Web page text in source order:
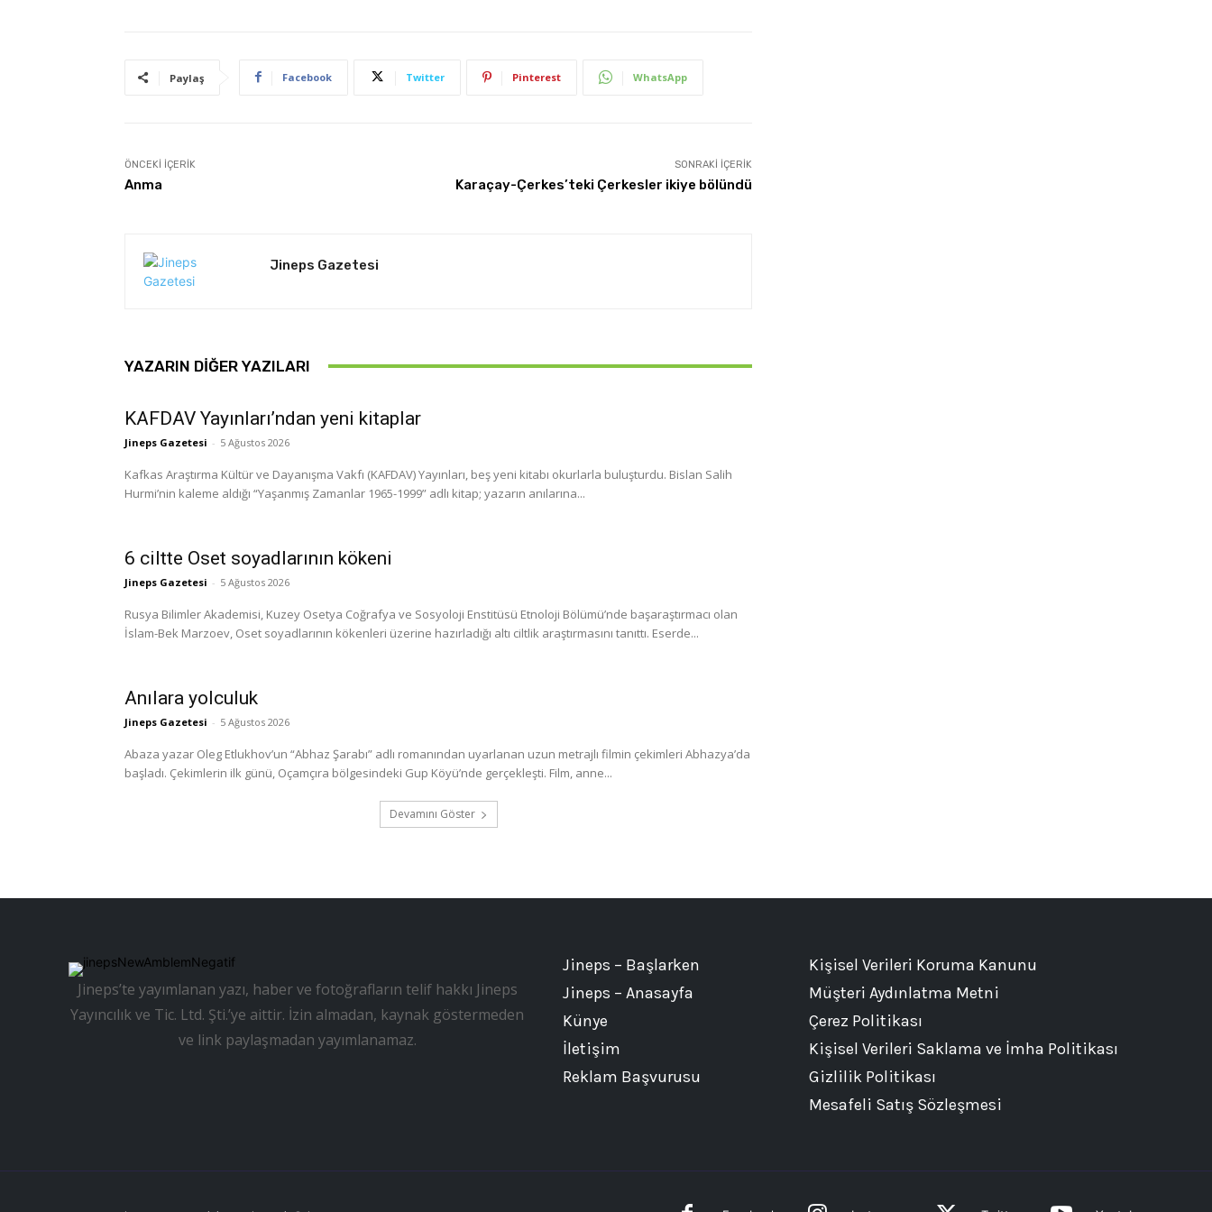
Paylaş Facebook Twitter Pinterest WhatsApp
ÖNCEKI İÇERIK
Anma
SONRAKI İÇERIK
Karaçay-Çerkes’teki Çerkesler ikiye bölündü
Jineps Gazetesi
YAZARIN DIĞER YAZILARI
KAFDAV Yayınları’ndan yeni kitaplar
Jineps Gazetesi - 5 Ağustos 2026
Kafkas Araştırma Kültür ve Dayanışma Vakfı (KAFDAV) Yayınları, beş yeni kitabı okurlarla buluşturdu. Bislan Salih
Hurmi’nin kaleme aldığı “Yaşanmış Zamanlar 1965-1999” adlı kitap; yazarın anılarına...
6 ciltte Oset soyadlarının kökeni
Jineps Gazetesi - 5 Ağustos 2026
Rusya Bilimler Akademisi, Kuzey Osetya Coğrafya ve Sosyoloji Enstitüsü Etnoloji Bölümü’nde başaraştırmacı olan
İslam-Bek Marzoev, Oset soyadlarının kökenleri üzerine hazırladığı altı ciltlik araştırmasını tanıttı. Eserde...
Anılara yolculuk
Jineps Gazetesi - 5 Ağustos 2026
Abaza yazar Oleg Etlukhov’un “Abhaz Şarabı” adlı romanından uyarlanan uzun metrajlı filmin çekimleri Abhazya’da
başladı. Çekimlerin ilk günü, Oçamçıra bölgesindeki Gup Köyü’nde gerçekleşti. Film, anne...
Devamını Göster
Jineps’te yayımlanan yazı, haber ve fotoğrafların telif hakkı Jineps
Yayıncılık ve Tic. Ltd. Şti.’ye aittir. İzin almadan, kaynak göstermeden
ve link paylaşmadan yayımlanamaz.
Jineps – Başlarken
Jineps – Anasayfa
Künye
İletişim
Reklam Başvurusu
Kişisel Verileri Koruma Kanunu
Müşteri Aydınlatma Metni
Çerez Politikası
Kişisel Verileri Saklama ve İmha Politikası
Gizlilik Politikası
Mesafeli Satış Sözleşmesi